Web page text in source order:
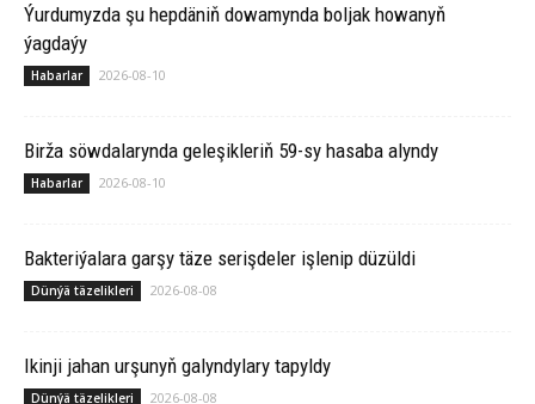
Ýurdumyzda şu hepdäniň dowamynda boljak howanyň
ýagdaýy
Habarlar 2026-08-10
Birža söwdalarynda geleşikleriň 59-sy hasaba alyndy
Habarlar 2026-08-10
Bakteriýalara garşy täze serişdeler işlenip düzüldi
Dünýä täzelikleri 2026-08-08
Ikinji jahan urşunyň galyndylary tapyldy
Dünýä täzelikleri 2026-08-08